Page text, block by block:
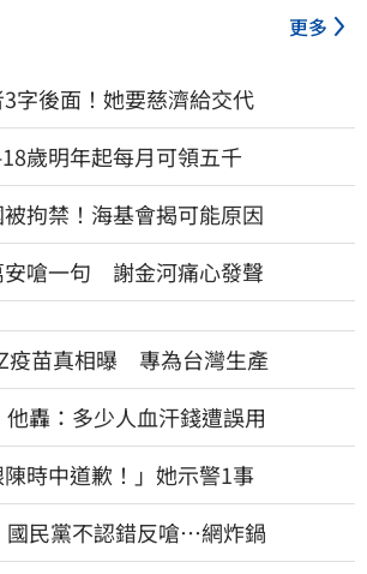
更多
字後面！她要慈濟給交代
歲明年起每月可領五千
拘禁！海基會揭可能原因
安嗆一句 謝金河痛心發聲
疫苗真相曝 專為台灣生產
轟：多少人血汗錢遭誤用
時中道歉！」她示警1事
民黨不認錯反嗆⋯網炸鍋